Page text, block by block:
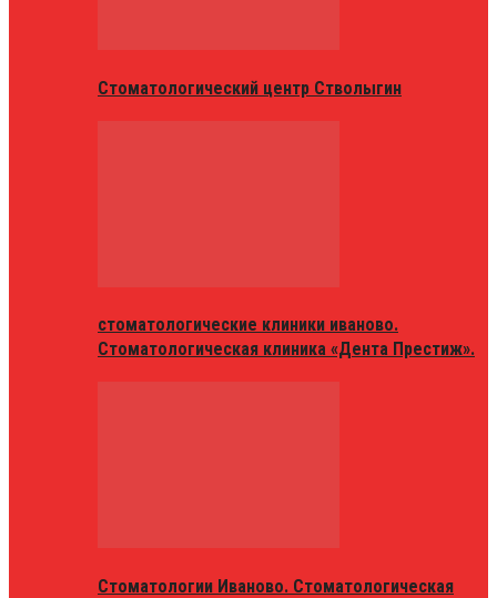
Стоматологический центр Стволыгин
стоматологические клиники иваново.
Стоматологическая клиника «Дента Престиж».
Стоматологии Иваново. Стоматологическая